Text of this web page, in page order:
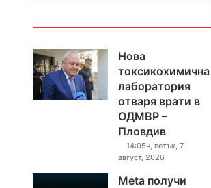
Нова
токсикохимична
лаборатория
отваря врати в
ОДМВР –
Пловдив
14:05ч, петък, 7
август, 2026
Meta получи